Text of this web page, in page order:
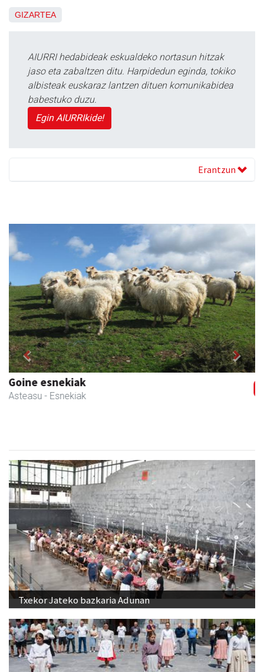
GIZARTEA
AIURRI hedabideak eskualdeko nortasun hitzak
jaso eta zabaltzen ditu. Harpidedun eginda, tokiko
albisteak euskaraz lantzen dituen komunikabidea
babestuko duzu.
Egin AIURRIkide!
Erantzun
Leizaran Institutua
Andoain - Hezkuntza
Previous Next
Txekor Jateko bazkaria Adunan